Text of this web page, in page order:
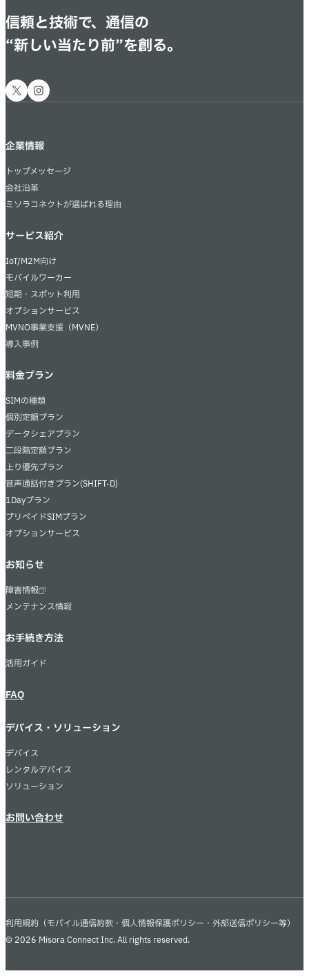
信頼と技術で、通信の
“新しい当たり前”を創る。
X Instagram
企業情報
トップメッセージ
会社沿革
ミソラコネクトが選ばれる理由
サービス紹介
IoT/M2M向け
モバイルワーカー
短期・スポット利用
オプションサービス
MVNO事業支援（MVNE）
導入事例
料金プラン
SIMの種類
個別定額プラン
データシェアプラン
二段階定額プラン
上り優先プラン
音声通話付きプラン(SHIFT-D)
1Dayプラン
プリペイドSIMプラン
オプションサービス
お知らせ
障害情報
メンテナンス情報
お手続き方法
活用ガイド
FAQ
デバイス・ソリューション
デバイス
レンタルデバイス
ソリューション
お問い合わせ
利用規約 （モバイル通信約款・個人情報保護ポリシー・外部送信ポリシー等）
© 2026 Misora Connect Inc. All rights reserved.